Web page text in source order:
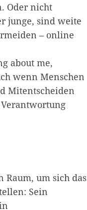
Oder nicht
junge, sind weite
– online
about me,
wenn Menschen
Mitentscheiden
um sich das
Sein